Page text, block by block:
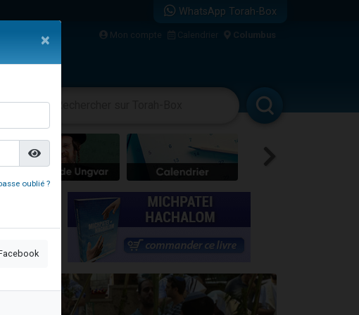
insalubre
à travers le temps
WhatsApp Torah-Box
Mon compte Calendrier Columbus
Divertissements
×
oublié ?